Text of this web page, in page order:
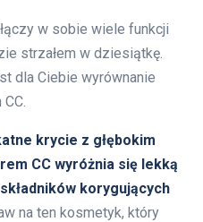
w sobie wiele funkcji
strzałem w dziesiątkę.
dla Ciebie wyrównanie
krycie z głębokim
CC wyróżnia się lekką
korygujących
na ten kosmetyk, który